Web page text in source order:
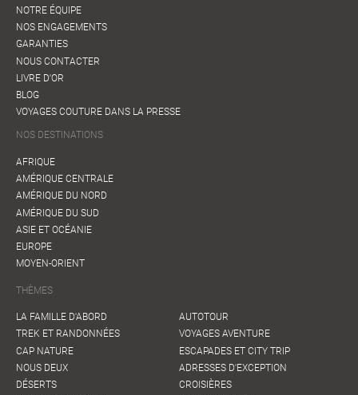
NOTRE ÉQUIPE
NOS ENGAGEMENTS
GARANTIES
NOUS CONTACTER
LIVRE D'OR
BLOG
VOYAGES COUTURE DANS LA PRESSE
NOS DESTINATIONS
AFRIQUE
AMÉRIQUE CENTRALE
AMÉRIQUE DU NORD
AMÉRIQUE DU SUD
ASIE ET OCÉANIE
EUROPE
MOYEN-ORIENT
THÈMES
LA FAMILLE D'ABORD
TREK ET RANDONNÉES
CAP NATURE
NOUS DEUX
DÉSERTS
AUTOTOUR
VOYAGES AVENTURE
ESCAPADES ET CITY TRIP
ADRESSES D'EXCEPTION
CROISIÈRES